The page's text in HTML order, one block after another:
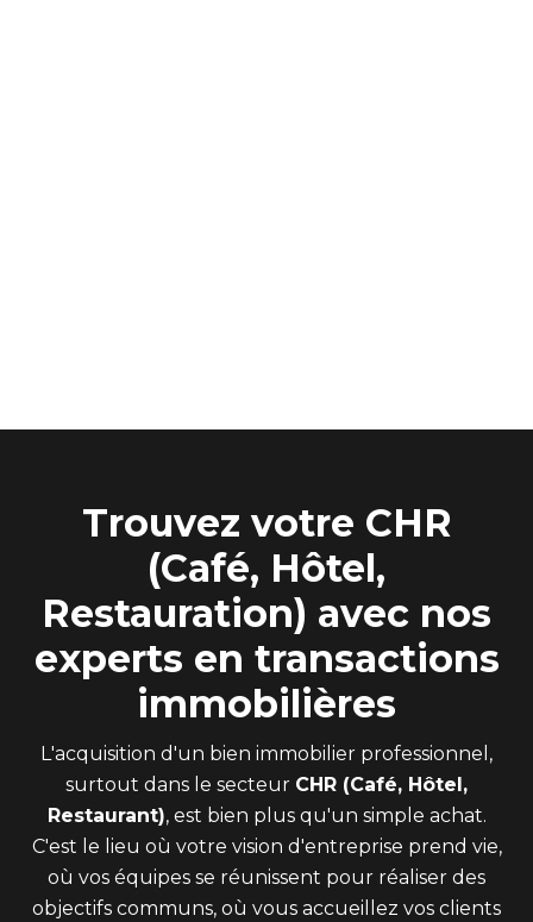
Trouvez votre CHR
(Café, Hôtel,
Restauration) avec nos
experts en transactions
immobilières
L'acquisition d'un bien immobilier professionnel,
surtout dans le secteur CHR (Café, Hôtel,
Restaurant), est bien plus qu'un simple achat.
C'est le lieu où votre vision d'entreprise prend vie,
où vos équipes se réunissent pour réaliser des
objectifs communs, où vous accueillez vos clients